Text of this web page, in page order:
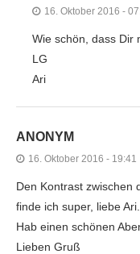
16. Oktober 2016 -
Wie schön, dass Dir
LG
Ari
ANONYM
16. Oktober 2016 - 19:41
Den Kontrast zwischen
finde ich super, liebe
Hab einen schönen
Lieben Gruß